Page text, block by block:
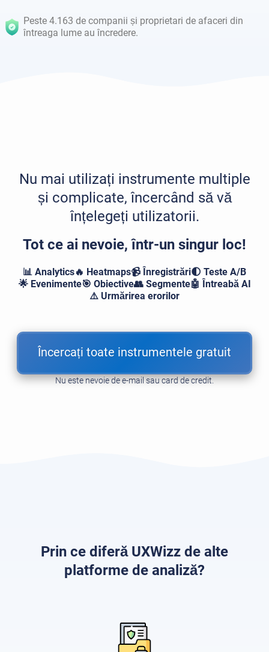
Peste 4.163 de companii și proprietari de afaceri din
întreaga lume au încredere.
Nu mai utilizați instrumente multiple
și complicate, încercând să vă
înțelegeți utilizatorii.
Tot ce ai nevoie, într-un singur loc!
📊 Analytics🔥 Heatmaps📹 Înregistrări🌓 Teste A/B
🌟 Evenimente🎯 Obiective👥 Segmente🤖 Întreabă AI
⚠️ Urmărirea erorilor
Încercați toate instrumentele gratuit
Nu este nevoie de e-mail sau card de credit.
Prin ce diferă UXWizz de alte
platforme de analiză?